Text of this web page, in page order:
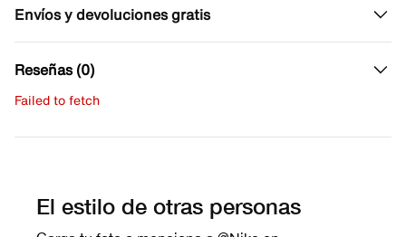
Envíos y devoluciones gratis
Reseñas (0)
Failed to fetch